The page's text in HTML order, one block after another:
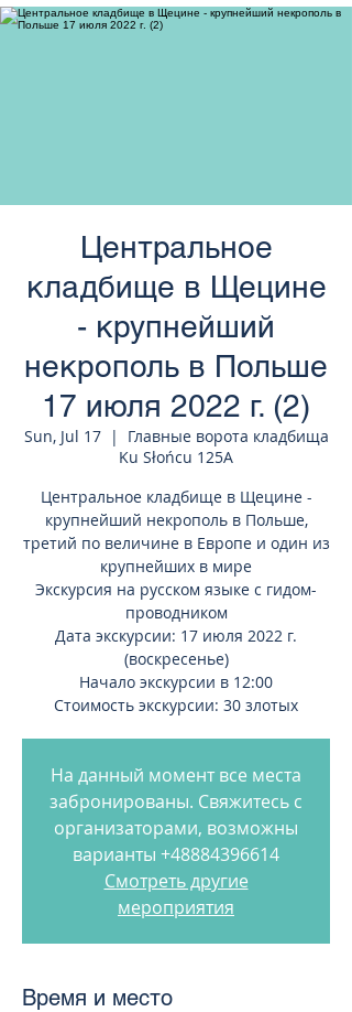
странам Европы
Центральное
кладбище в Щецине
- крупнейший
некрополь в Польше
17 июля 2022 г. (2)
Sun, Jul 17
  |
Главные ворота кладбища
Ku Słońcu 125A
Центральное кладбище в Щецине -
крупнейший некрополь в Польше,
третий по величине в Европе и один из
крупнейших в мире
Экскурсия на русском языке с гидом-
проводником
Дата экскурсии: 17 июля 2022 г.
(воскресенье)
Начало экскурсии в 12:00
Стоимость экскурсии: 30 злотых
На данный момент все места
забронированы. Свяжитесь с
организаторами, возможны
варианты +48884396614
Смотреть другие
мероприятия
Время и место